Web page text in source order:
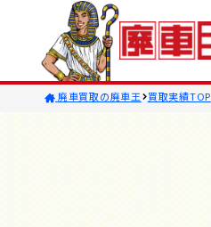
廃車買取の廃車王 買取実績TOP